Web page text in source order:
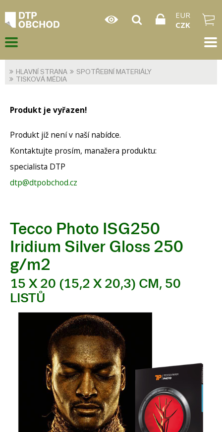
EUR
CZK
HLAVNÍ STRANA
SPOTŘEBNÍ MATERIÁLY
TISKOVÁ MÉDIA
Produkt je vyřazen!
Produkt již není v naší nabídce.
Kontaktujte prosím, manažera produktu:
specialista DTP
dtp@dtpobchod.cz
Tecco Photo ISG250
Iridium Silver Gloss 250
g/m2
15 X 20 (15,2 X 20,3) CM, 50
LISTŮ